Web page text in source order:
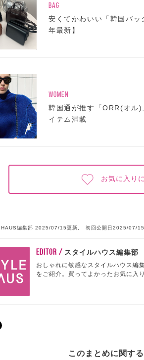
BAG
安くてかわいい「韓国バ
年最新】
WOMEN
韓国通が推す「ORR(オル
イテム満載
お気に入り
編集部 2025/07/15更新, 初回公開日2025/07/15
EDITOR / スタイルハウス編集部
おしゃれに敏感なスタイルハウス編
をご紹介。買ってよかったお気に入
このまとめに関す